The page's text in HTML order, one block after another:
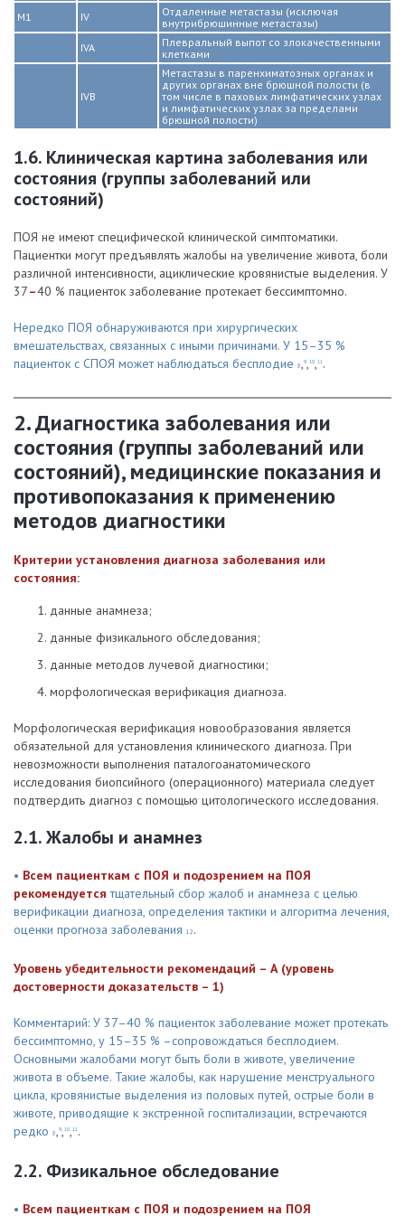
M1
IV
Отдаленные метастазы (исключая
внутрибрюшинные метастазы)
IVA
Плевральный выпот со злокачественными
клетками
IVB
Метастазы в паренхиматозных органах и
других органах вне брюшной полости (в
том числе в паховых лимфатических узлах
и лимфатических узлах за пределами
брюшной полости)
1.6. Клиническая картина заболевания или
состояния (группы заболеваний или
состояний)
ПОЯ не имеют специфической клинической симптоматики.
Пациентки могут предъявлять жалобы на увеличение живота, боли
различной интенсивности, ациклические кровянистые выделения. У
37–40 % пациенток заболевание протекает бессимптомно.
Нередко ПОЯ обнаруживаются при хирургических
вмешательствах, связанных с иными причинами. У 15–35 %
пациенток с СПОЯ может наблюдаться бесплодие 8,9,10,11 .
2. Диагностика заболевания или
состояния (группы заболеваний или
состояний), медицинские показания и
противопоказания к применению
методов диагностики
Критерии установления диагноза заболевания или
состояния:
данные анамнеза;
данные физикального обследования;
данные методов лучевой диагностики;
морфологическая верификация диагноза.
Морфологическая верификация новообразования является
обязательной для установления клинического диагноза. При
невозможности выполнения паталогоанатомического
исследования биопсийного (операционного) материала следует
подтвердить диагноз с помощью цитологического исследования.
2.1. Жалобы и анамнез
• Всем пациенткам с ПОЯ и подозрением на ПОЯ
рекомендуется тщательный сбор жалоб и анамнеза с целью
верификации диагноза, определения тактики и алгоритма лечения,
оценки прогноза заболевания 12 .
Уровень убедительности рекомендаций – А (уровень
достоверности доказательств – 1)
Комментарий: У 37–40 % пациенток заболевание может протекать
бессимптомно, у 15–35 % –сопровождаться бесплодием.
Основными жалобами могут быть боли в животе, увеличение
живота в объеме. Такие жалобы, как нарушение менструального
цикла, кровянистые выделения из половых путей, острые боли в
животе, приводящие к экстренной госпитализации, встречаются
редко 8,9,10,11 .
2.2. Физикальное обследование
• Всем пациенткам с ПОЯ и подозрением на ПОЯ